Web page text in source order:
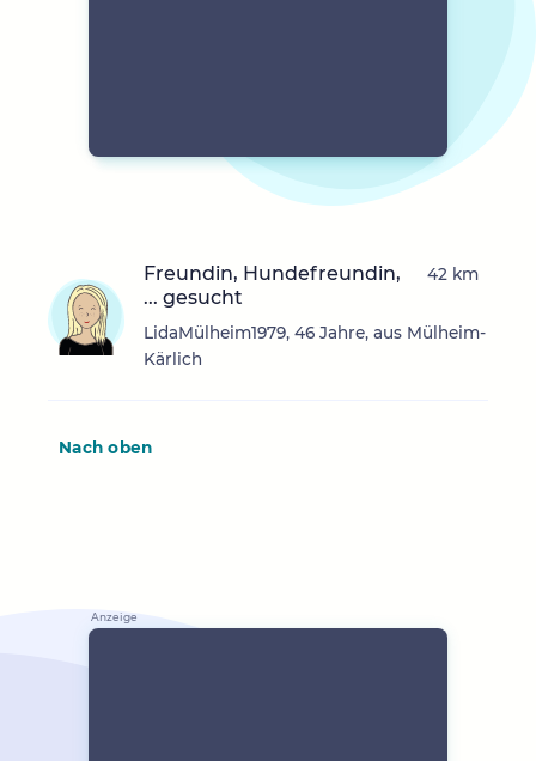
Freundin, Hundefreundin,
... gesucht
LidaMülheim1979, 46 Jahre, aus Mülheim-
Kärlich
42 km
Nach oben